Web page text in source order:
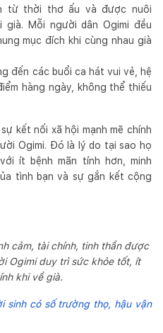
từ thời thơ ấu và được nuôi
Mỗi người dân Ogimi đều
mục đích khi cùng nhau già
đến các buổi ca hát vui vẻ, hệ
hàng ngày, không thể thiếu
kết nối xã hội mạnh mẽ chính
Ogimi. Đó là lý do tại sao họ
ít bệnh mãn tính hơn, minh
tình bạn và sự gắn kết cộng
cảm, tài chính, tinh thần được
Ogimi duy trì sức khỏe tốt, ít
khi về già.
sinh có số trường thọ, hậu vận